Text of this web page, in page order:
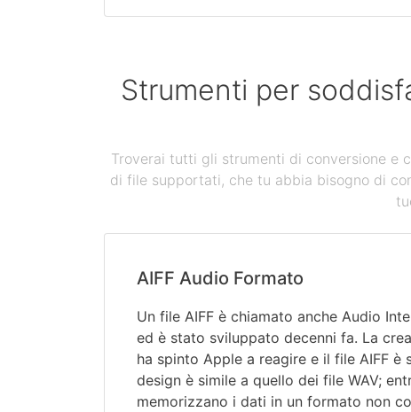
Strumenti per
Troverai tutti gli strumenti di conversione e
di file supportati, che tu abbia bisogno di
AIFF Audio Formato
Un file AIFF è chiamato anche Audio
ed è stato sviluppato decenni fa. La
ha spinto Apple a reagire e il file AIFF è
design è simile a quello dei file WAV;
memorizzano i dati in un formato non